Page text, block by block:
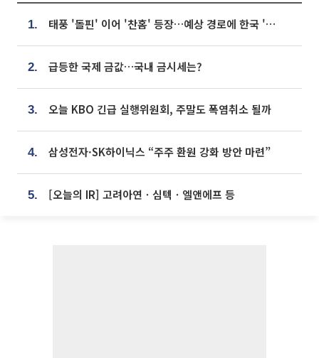
1. 태풍 '돌핀' 이어 '찬홈' 등장…예상 경로에 한국 '한숨'
2. 급등한 국제 금값…국내 금시세는?
3. 오늘 KBO 긴급 실행위원회, 주말도 폭염취소 될까
4. 삼성전자·SK하이닉스 “주주 환원 강화 방안 마련”
5. [오늘의 IR] 고려아연ㆍ심텍ㆍ엘앤에프 등